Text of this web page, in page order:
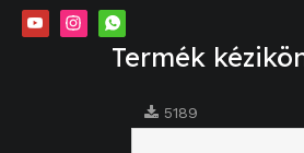
Termék
5189